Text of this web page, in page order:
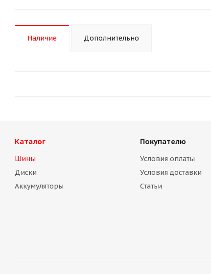
Наличие Дополнительно
Каталог
Шины
Диски
Аккумуляторы
Покупателю
Условия оплаты
Условия доставки
Статьи